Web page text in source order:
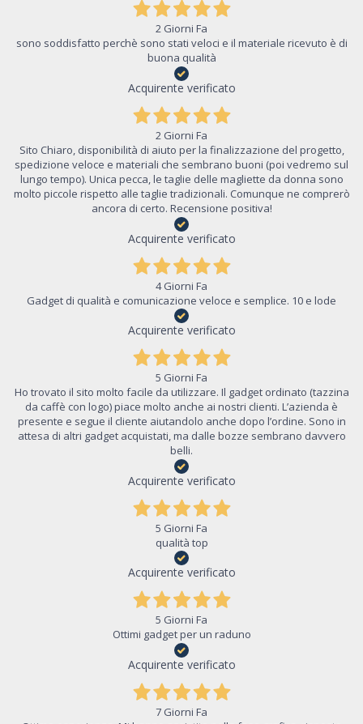
2 Giorni Fa
sono soddisfatto perchè sono stati veloci e il materiale ricevuto è di
buona qualità
Acquirente verificato
2 Giorni Fa
Sito Chiaro, disponibilità di aiuto per la finalizzazione del progetto,
spedizione veloce e materiali che sembrano buoni (poi vedremo sul
lungo tempo). Unica pecca, le taglie delle magliette da donna sono
molto piccole rispetto alle taglie tradizionali. Comunque ne comprerò
ancora di certo. Recensione positiva!
Acquirente verificato
4 Giorni Fa
Gadget di qualità e comunicazione veloce e semplice. 10 e lode
Acquirente verificato
5 Giorni Fa
Ho trovato il sito molto facile da utilizzare. Il gadget ordinato (tazzina
da caffè con logo) piace molto anche ai nostri clienti. L’azienda è
presente e segue il cliente aiutandolo anche dopo l’ordine. Sono in
attesa di altri gadget acquistati, ma dalle bozze sembrano davvero
belli.
Acquirente verificato
5 Giorni Fa
qualità top
Acquirente verificato
5 Giorni Fa
Ottimi gadget per un raduno
Acquirente verificato
7 Giorni Fa